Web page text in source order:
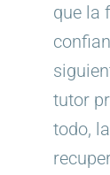
que la
tutor
todo,